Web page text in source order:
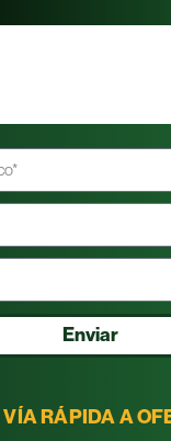
RÁPIDA A
Enviar